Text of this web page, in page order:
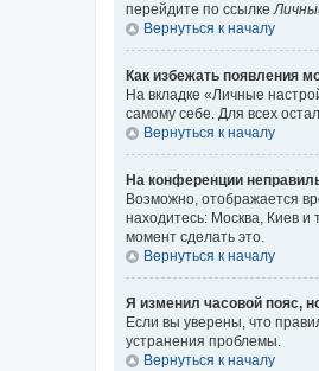
перейдите по ссылке
Вернуться к началу
Как избежать появления
На вкладке «Личные
самому себе. Для всех
Вернуться к началу
На конференции
Возможно, отображается
находитесь: Москва, Киев и
момент сделать это.
Вернуться к началу
Я изменил часовой пояс,
Если вы уверены, что
устранения проблемы.
Вернуться к началу